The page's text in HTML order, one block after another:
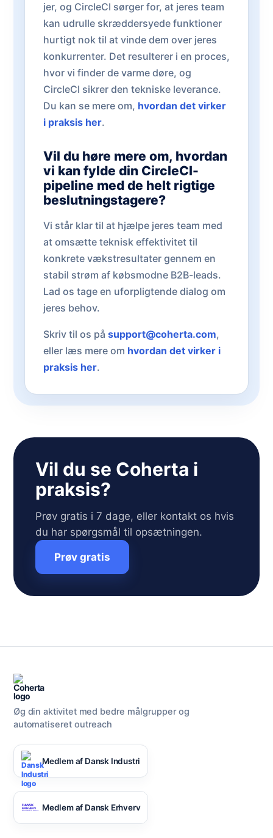
jer, og CircleCI sørger for, at jeres team
kan udrulle skræddersyede funktioner
hurtigt nok til at vinde dem over jeres
konkurrenter. Det resulterer i en proces,
hvor vi finder de varme døre, og
CircleCI sikrer den tekniske leverance.
Du kan se mere om, hvordan det virker
i praksis her.
Vil du høre mere om, hvordan
vi kan fylde din CircleCI-
pipeline med de helt rigtige
beslutningstagere?
Vi står klar til at hjælpe jeres team med
at omsætte teknisk effektivitet til
konkrete vækstresultater gennem en
stabil strøm af købsmodne B2B-leads.
Lad os tage en uforpligtende dialog om
jeres behov.
Skriv til os på support@coherta.com,
eller læs mere om hvordan det virker i
praksis her.
Vil du se Coherta i
praksis?
Prøv gratis i 7 dage, eller kontakt os hvis
du har spørgsmål til opsætningen.
Prøv gratis
Øg din aktivitet med bedre målgrupper og
automatiseret outreach
Medlem af Dansk Industri
Medlem af Dansk Erhverv